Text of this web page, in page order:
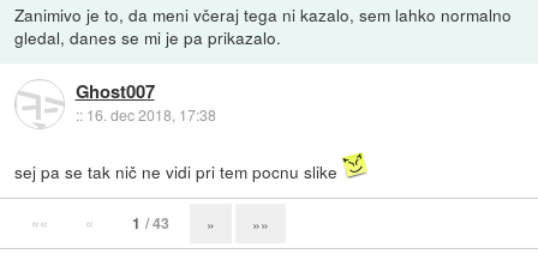
Zanimivo je to, da meni včeraj tega ni kazalo, sem lahko normalno
gledal, danes se mi je pa prikazalo.
Ghost007
:: 16. dec 2018, 17:38
sej pa se tak nič ne vidi pri tem pocnu slike
«« « 1 / 43 » »»